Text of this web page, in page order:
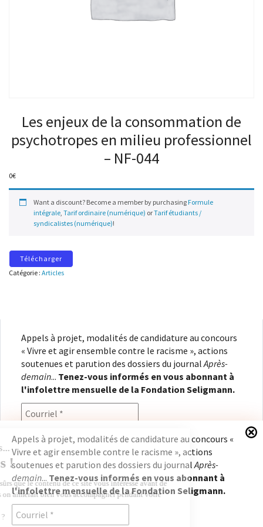
Les enjeux de la consommation de
psychotropes en milieu professionnel
– NF-044
0€
Want a discount? Become a member by purchasing Formule
intégrale, Tarif ordinaire (numérique) orTarif étudiants /
syndicalistes (numérique)!
Télécharger
Catégorie : Articles
Appels à projet, modalités de candidature au concours
« Vivre et agir ensemble contre le racisme », actions
soutenues et parution des dossiers du journal Après-
demain... Tenez-vous informés en vous abonnant à
l'infolettre mensuelle de la Fondation Seligmann.
En renseignant votre adresse électronique, vous
consentez à recevoir l'infolettre de la Fondation
Seligmann, conformément à notrepolitique de
confidentialité. Il vous sera possible de vous
désabonner à tout moment.
Appels à projet, modalités de candidature au concours «
Vivre et agir ensemble contre le racisme », actions
soutenues et parution des dossiers du journalAprès-
demain... Tenez-vous informés en vous abonnant à
l'infolettre mensuelle de la Fondation Seligmann.